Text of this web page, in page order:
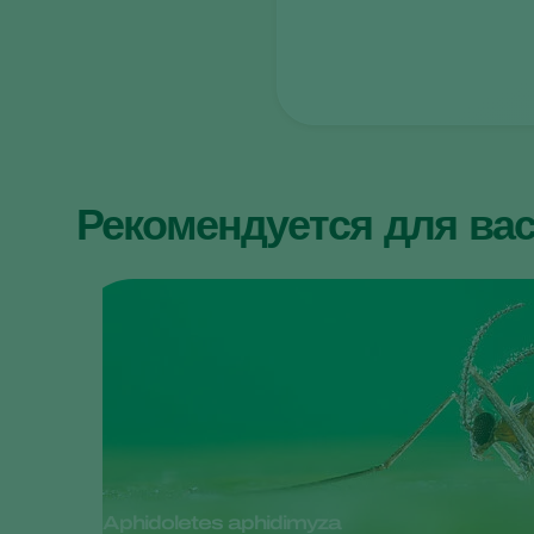
Рекомендуется для вас
Aphidoletes aphidimyza